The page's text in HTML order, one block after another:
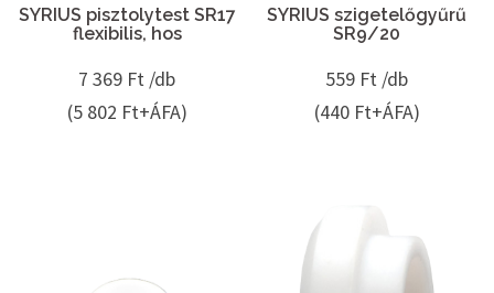
SYRIUS pisztolytest SR17
flexibilis, hos
7 369 Ft /db
(5 802 Ft+ÁFA)
SYRIUS szigetelőgyűrű
SR9/20
559 Ft /db
(440 Ft+ÁFA)